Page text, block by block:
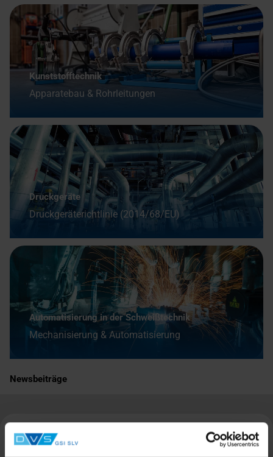
Kunststofftechnik
Apparatebau & Rohrleitungen
Druckgeräte
Druckgeräterichtlinie (2014/68/EU)
Automatisierung in der Schweißtechnik
Mechanisierung & Automatisierung
Newsbeiträge